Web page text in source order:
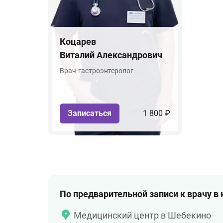
Коцарев
Виталий Александрович
Врач-гастроэнтеролог
Записаться 1 800 ₽
По предварительной записи к врачу в
Медицинский центр в Шебекино